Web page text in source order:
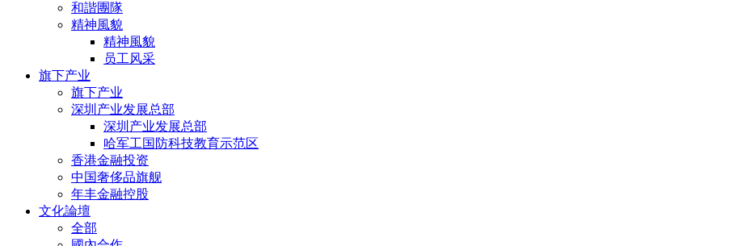
和諧團隊
精神風貌
精神風貌
员工风采
旗下产业
旗下产业
深圳产业发展总部
深圳产业发展总部
哈军工国防科技教育示范区
香港金融投资
中国奢侈品旗舰
年丰金融控股
文化論壇
全部